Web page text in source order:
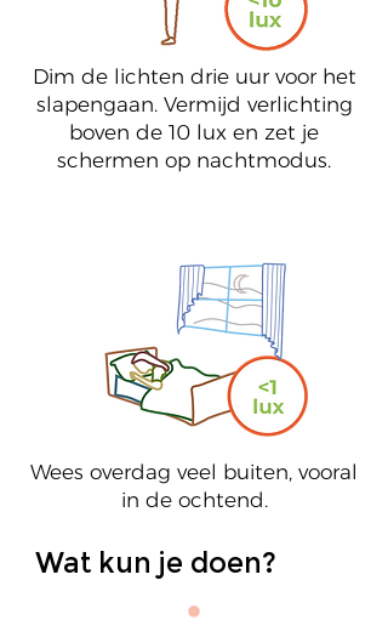
Dim de lichten drie uur voor het
slapengaan. Vermijd verlichting
boven de 10 lux en zet je
schermen op nachtmodus.
Wees overdag veel buiten, vooral
in de ochtend.
Wat kun je doen?